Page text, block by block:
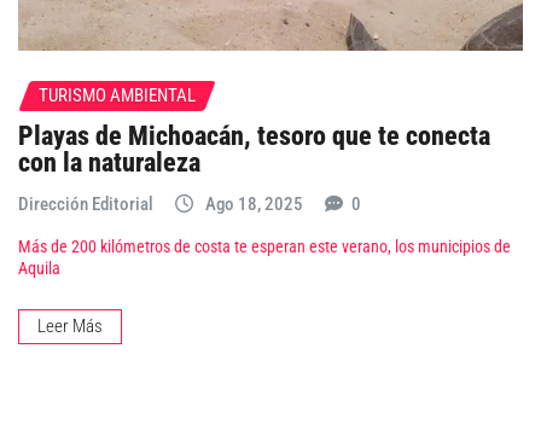
TURISMO AMBIENTAL
Playas de Michoacán, tesoro que te conecta
con la naturaleza
Dirección Editorial Ago 18, 2025 0
Más de 200 kilómetros de costa te esperan este verano, los municipios de
Aquila
Leer Más